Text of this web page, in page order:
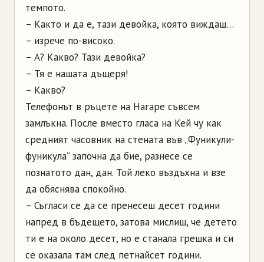
темпото.
– Както и да е, тази девойка, която виждаш…
– изрече по-високо.
– А? Какво? Тази девойка?
– Тя е нашата дъщеря!
– Какво?
Телефонът в ръцете на Нагаре съвсем
замлъкна. После вместо гласа на Кей чу как
средният часовник на стената във „Фуникули-
фуникула“ започна да бие, разнесе се
познатото дан, дан. Той леко въздъхна и взе
да обяснява спокойно.
– Съгласи се да се пренесеш десет години
напред в бъдещето, затова мислиш, че детето
ти е на около десет, но е станала грешка и си
се оказала там след петнайсет години.